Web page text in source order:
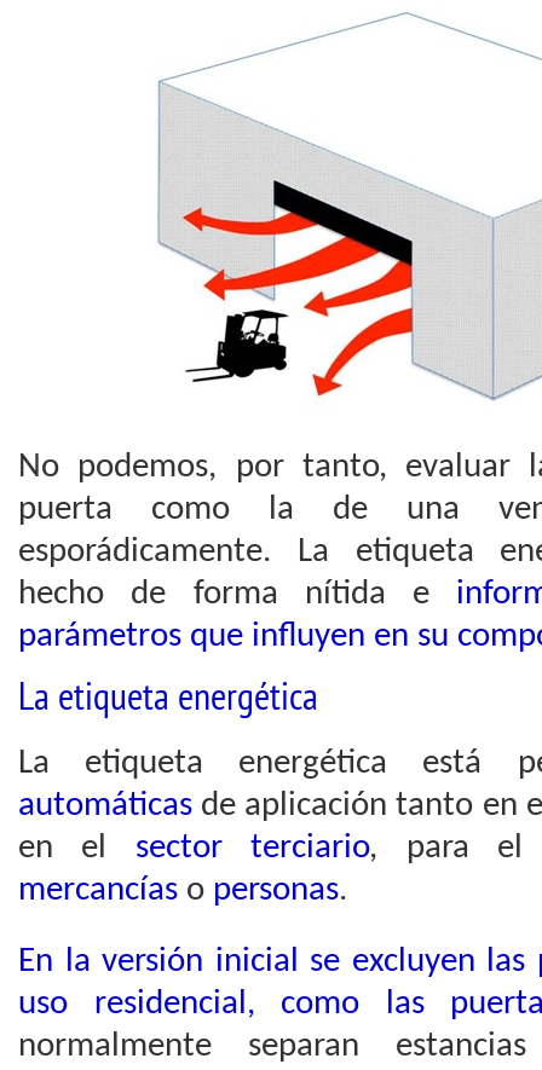
No podemos, por tanto, evaluar
puerta como la de una
esporádicamente. La etiqueta
hecho de forma nítida e
parámetros que influyen en su
La etiqueta energética
La etiqueta energética está
automáticas de aplicación tanto en
en el sector terciario, para
mercancías o personas.
En la versión inicial se excluyen
uso residencial, como las
normalmente separan